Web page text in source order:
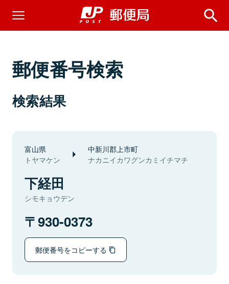
郵便番号検索
検索結果
富山県
トヤマケン
中新川郡上市町
ナカニイカワグンカミイチマチ
下経田
シモキョウデン
930-0373
郵便番号をコピーする